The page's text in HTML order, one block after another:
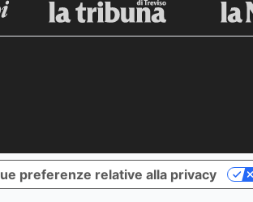
preferenze relative alla privacy